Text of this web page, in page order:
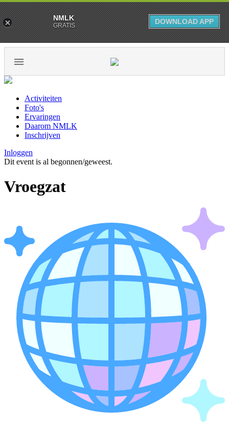
Activiteiten
Foto's
Ervaringen
Daarom NMLK
Inschrijven
Inloggen
Dit event is al begonnen/geweest.
Vroegzat
NMLK
GRATIS DOWNLOAD APP